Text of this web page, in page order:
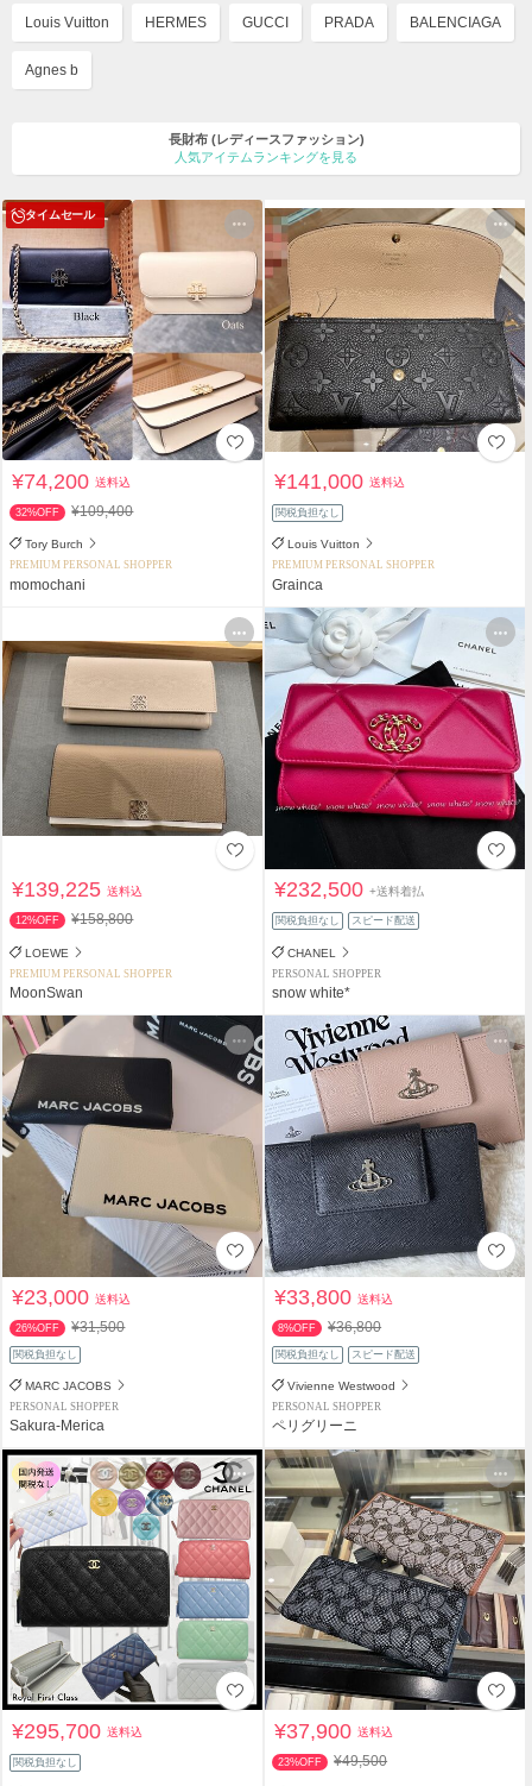
Louis Vuitton HERMES GUCCI PRADA BALENCIAGA
Agnes b
長財布 (レディースファッション)
人気アイテムランキングを見る
タイムセール
¥74,200送料込
32%OFF ¥109,400
Tory Burch
PREMIUM PERSONAL SHOPPER
momochani
¥141,000送料込
関税負担なし
Louis Vuitton
PREMIUM PERSONAL SHOPPER
Grainca
¥139,225送料込
12%OFF ¥158,800
LOEWE
PREMIUM PERSONAL SHOPPER
MoonSwan
¥232,500+送料着払
関税負担なし スピード配送
CHANEL
PERSONAL SHOPPER
snow white*
¥23,000送料込
26%OFF ¥31,500
関税負担なし
MARC JACOBS
PERSONAL SHOPPER
Sakura-Merica
¥33,800送料込
8%OFF ¥36,800
関税負担なし スピード配送
Vivienne Westwood
PERSONAL SHOPPER
ペリグリーニ
¥295,700送料込
関税負担なし
¥37,900送料込
23%OFF ¥49,500